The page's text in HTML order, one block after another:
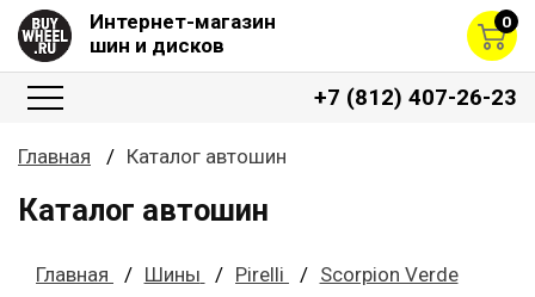
Интернет-магазин
шин и дисков
0
+7 (812) 407-26-23
Главная Каталог автошин
Каталог автошин
Главная Шины Pirelli Scorpion Verde